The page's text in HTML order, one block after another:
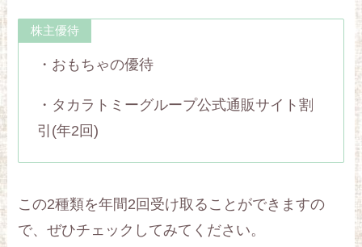
株主優待
・おもちゃの優待
・タカラトミーグループ公式通販サイト割
引(年2回)
この2種類を年間2回受け取ることができますの
で、ぜひチェックしてみてください。